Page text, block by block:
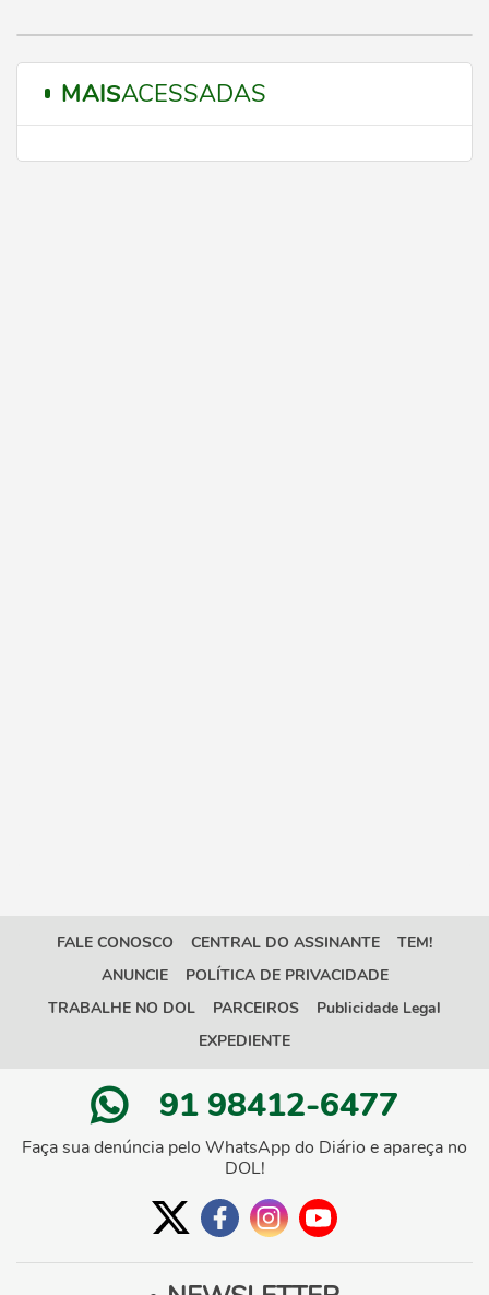
MAISACESSADAS
FALE CONOSCO CENTRAL DO ASSINANTE
TEM!
ANUNCIE
POLÍTICA DE PRIVACIDADE
TRABALHE NO DOL
PARCEIROS
Publicidade Legal
EXPEDIENTE
91 98412-6477
Faça sua denúncia pelo WhatsApp do Diário e apareça no
DOL!